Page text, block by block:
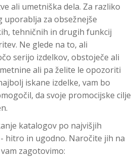
ali umetniška dela. Za razliko
za obsežnejše
tehničnih in drugih funkcij
Ne glede na to, ali
serijo izdelkov, obstoječe ali
ali pa želite le opozoriti
iskane izdelke, vam bo
da svoje promocijske cilje
katalogov po najvišjih
hitro in ugodno. Naročite jih na
zagotovimo: